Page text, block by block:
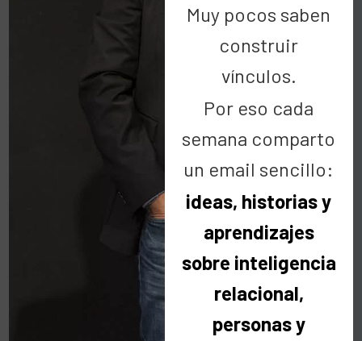
Muy pocos saben
construir
vínculos.
Por eso cada
semana comparto
un email sencillo:
ideas, historias y
aprendizajes
sobre inteligencia
relacional,
personas y